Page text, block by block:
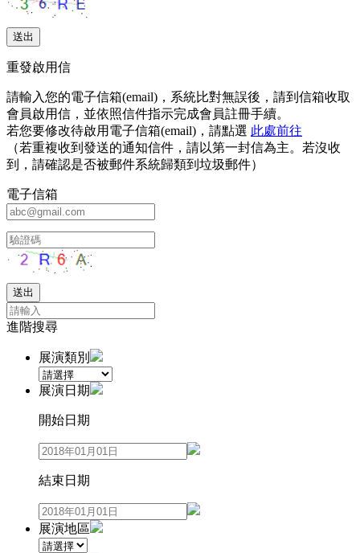
重發啟用信
請輸入您的電子信箱(email)，系統比對無誤後，請到信箱收取
會員啟用信，並依照信件指示完成會員註冊手續。
若您要修改待啟用電子信箱(email)，請點選 此處前往
（若重複收到發送的通知信件，請以第一封信為主。若沒收
到，請確認是否被郵件系統歸類到垃圾郵件）
電子信箱
進階搜尋
展演類別
展演日期
開始日期
結束日期
展演地區